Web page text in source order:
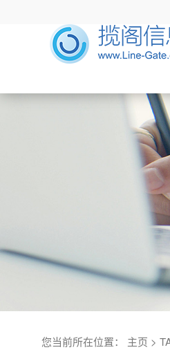
您当前所在位置： 主页 >